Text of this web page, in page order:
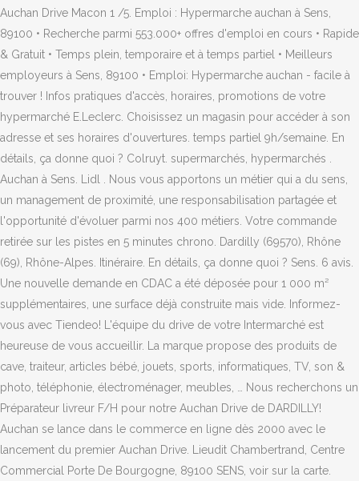
Auchan Drive Macon 1 /5. Emploi : Hypermarche auchan à Sens,
89100 • Recherche parmi 553.000+ offres d'emploi en cours • Rapide
& Gratuit • Temps plein, temporaire et à temps partiel • Meilleurs
employeurs à Sens, 89100 • Emploi: Hypermarche auchan - facile à
trouver ! Infos pratiques d'accès, horaires, promotions de votre
hypermarché E.Leclerc. Choisissez un magasin pour accéder à son
adresse et ses horaires d'ouvertures. temps partiel 9h/semaine. En
détails, ça donne quoi ? Colruyt. supermarchés, hypermarchés .
Auchan à Sens. Lidl . Nous vous apportons un métier qui a du sens,
un management de proximité, une responsabilisation partagée et
l'opportunité d'évoluer parmi nos 400 métiers. Votre commande
retirée sur les pistes en 5 minutes chrono. Dardilly (69570), Rhône
(69), Rhône-Alpes. Itinéraire. En détails, ça donne quoi ? Sens. 6 avis.
Une nouvelle demande en CDAC a été déposée pour 1 000 m²
supplémentaires, une surface déjà construite mais vide. Informez-
vous avec Tiendeo! L'équipe du drive de votre Intermarché est
heureuse de vous accueillir. La marque propose des produits de
cave, traiteur, articles bébé, jouets, sports, informatiques, TV, son &
photo, téléphonie, électroménager, meubles, … Nous recherchons un
Préparateur livreur F/H pour notre Auchan Drive de DARDILLY!
Auchan se lance dans le commerce en ligne dès 2000 avec le
lancement du premier Auchan Drive. Lieudit Chambertrand, Centre
Commercial Porte De Bourgogne, 89100 SENS, voir sur la carte.